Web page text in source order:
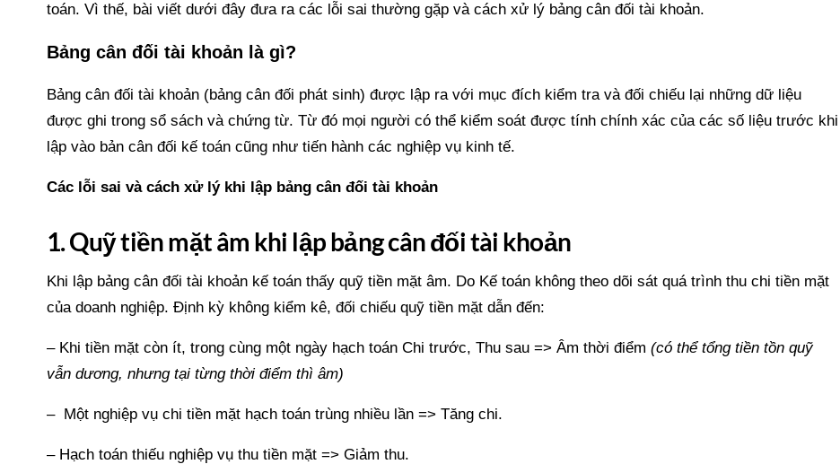
toán. Vì thế, bài viết dưới đây đưa ra các lỗi sai thường gặp và cách xử lý bảng cân đối tài khoản.
Bảng cân đối tài khoản là gì?
Bảng cân đối tài khoản (bảng cân đối phát sinh) được lập ra với mục đích kiểm tra và đối chiếu lại những dữ liệu
được ghi trong sổ sách và chứng từ. Từ đó mọi người có thể kiểm soát được tính chính xác của các số liệu trước khi
lập vào bản cân đối kế toán cũng như tiến hành các nghiệp vụ kinh tế.
Các lỗi sai và cách xử lý khi lập bảng cân đối tài khoản
1. Quỹ tiền mặt âm khi lập bảng cân đối tài khoản
Khi lập bảng cân đối tài khoản kế toán thấy quỹ tiền mặt âm. Do Kế toán không theo dõi sát quá trình thu chi tiền mặt
của doanh nghiệp. Định kỳ không kiểm kê, đối chiếu quỹ tiền mặt dẫn đến:
– Khi tiền mặt còn ít, trong cùng một ngày hạch toán Chi trước, Thu sau => Âm thời điểm (có thể tổng tiền tồn quỹ
vẫn dương, nhưng tại từng thời điểm thì âm)
– Một nghiệp vụ chi tiền mặt hạch toán trùng nhiều lần => Tăng chi.
– Hạch toán thiếu nghiệp vụ thu tiền mặt => Giảm thu.